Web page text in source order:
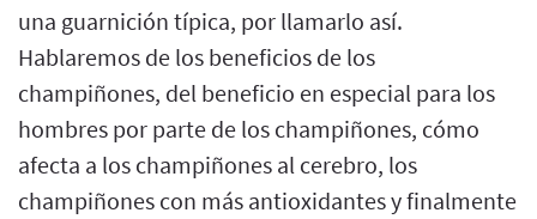
una guarnición típica, por llamarlo así.
Hablaremos de los beneficios de los
champiñones, del beneficio en especial para los
hombres por parte de los champiñones, cómo
afecta a los champiñones al cerebro, los
champiñones con más antioxidantes y finalmente